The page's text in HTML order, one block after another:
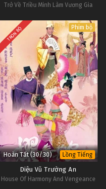
Trở Về Triều Minh Làm Vương Gia
TRỌN BỘ Phim bộ
Hoàn Tất (30/30) Lồng Tiếng
Diệu Vũ Trường An
House Of Harmony And Vengeance